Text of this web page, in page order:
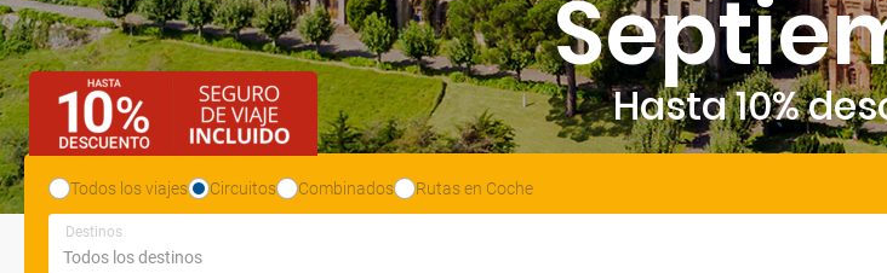
Hasta 10%
Todos los viajes Circuitos Combinados Rutas en Coche
Destinos